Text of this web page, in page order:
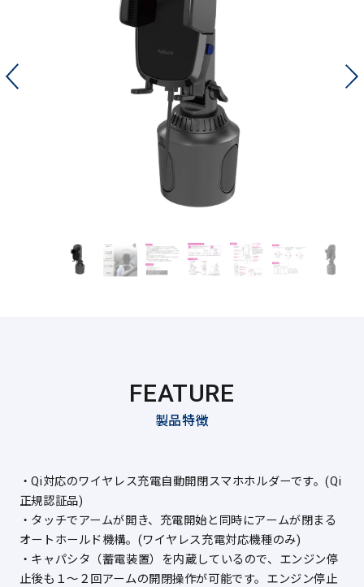
FEATURE
製品特徴
・Qi対応のワイヤレス充電自動開閉スマホホルダーです。(Qi
正規認証品)
・タッチでアームが開き、充電開始と同時にアームが閉まる
オートホールド機構。(ワイヤレス充電対応機種のみ)
・キャパシタ（蓄電装置）を内蔵しているので、エンジン停
止後も１～２回アームの開閉操作が可能です。エンジン停止